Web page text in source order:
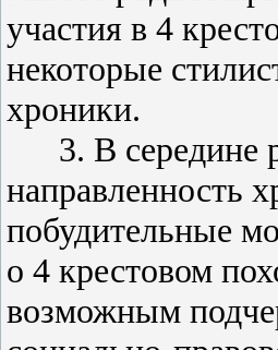
участия в 4
некоторые
хроники.
3. В середине
направленность
побудительные
о 4 крестовом
возможным